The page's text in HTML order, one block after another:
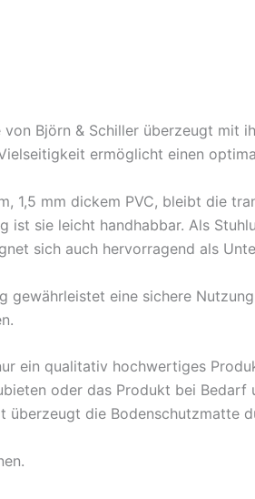
Björn & Schiller überzeugt mit
ermöglicht einen
1,5 mm dickem PVC, bleibt die
ist sie leicht handhabbar. Als
sich auch hervorragend als
gewährleistet eine sichere
ein qualitativ hochwertiges
oder das Produkt bei
überzeugt die Bodenschutzmatte